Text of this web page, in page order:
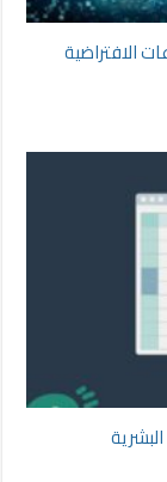
الافتراضية